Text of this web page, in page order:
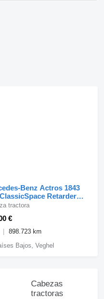
Benz Actros 1843
Retarder
ADR Alcoa's
€
tractora
898.723 km
Bajos, Veghel
Cabezas
tractoras